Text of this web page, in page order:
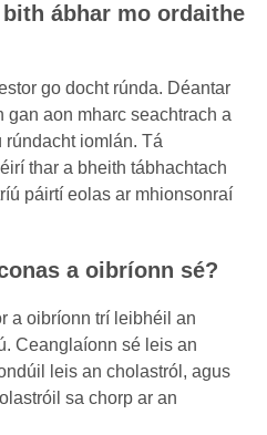
ábhar mo ordaithe
go docht rúnda. Déantar
aon mharc seachtrach a
rúndacht iomlán. Tá
thar a bheith tábhachtach
páirtí eolas ar mhionsonraí
a oibríonn sé?
a oibríonn trí leibhéil an
Ceanglaíonn sé leis an
leis an cholastról, agus
sa chorp ar an